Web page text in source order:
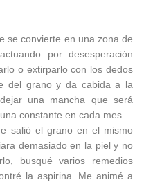
se convierte en una zona de
por desesperación
o extirparlo con los dedos
del grano y da cabida a la
una mancha que será
constante en cada mes.
salió el grano en el mismo
demasiado en la piel y no
busqué varios remedios
la aspirina. Me animé a